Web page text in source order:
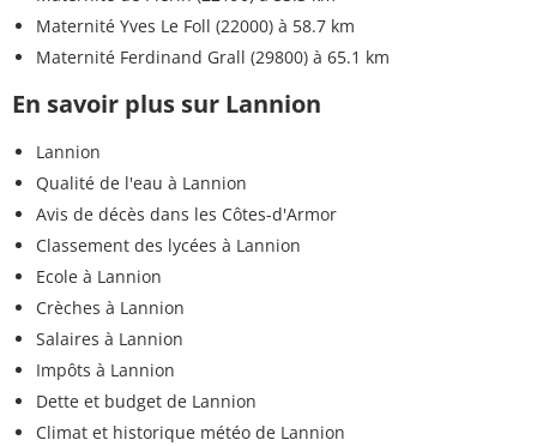
Maternité Yves Le Foll (22000) à 58.7 km
Maternité Ferdinand Grall (29800) à 65.1 km
En savoir plus sur Lannion
Lannion
Qualité de l'eau à Lannion
Avis de décès dans les Côtes-d'Armor
Classement des lycées à Lannion
Ecole à Lannion
Crèches à Lannion
Salaires à Lannion
Impôts à Lannion
Dette et budget de Lannion
Climat et historique météo de Lannion